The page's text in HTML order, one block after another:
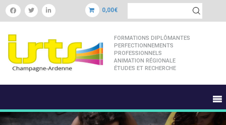
0,00€
FORMATIONS DIPLÔMANTES
PERFECTIONNEMENTS
PROFESSIONNELS
ANIMATION RÉGIONALE
ÉTUDES ET RECHERCHE